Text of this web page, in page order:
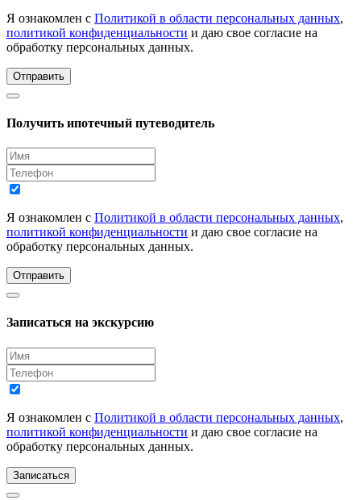
Я ознакомлен с Политикой в области персональных данных,
политикой конфиденциальности и даю свое согласие на
обработку персональных данных.
Отправить
Получить ипотечный путеводитель
Я ознакомлен с Политикой в области персональных данных,
политикой конфиденциальности и даю свое согласие на
обработку персональных данных.
Отправить
Записаться на экскурсию
Я ознакомлен с Политикой в области персональных данных,
политикой конфиденциальности и даю свое согласие на
обработку персональных данных.
Записаться